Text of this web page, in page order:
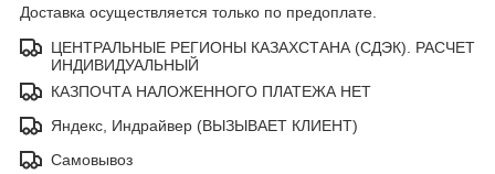
Доставка осуществляется только по предоплате.
ЦЕНТРАЛЬНЫЕ РЕГИОНЫ КАЗАХСТАНА (СДЭК). РАСЧЕТ
ИНДИВИДУАЛЬНЫЙ
КАЗПОЧТА НАЛОЖЕННОГО ПЛАТЕЖА НЕТ
Яндекс, Индрайвер (ВЫЗЫВАЕТ КЛИЕНТ)
Самовывоз